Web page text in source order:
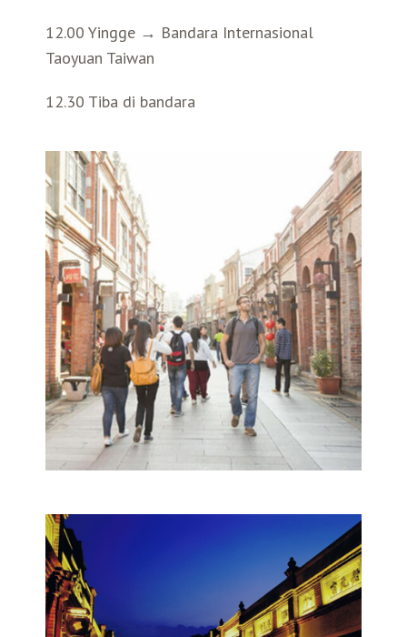
12.00 Yingge → Bandara Internasional
Taoyuan Taiwan
12.30 Tiba di bandara